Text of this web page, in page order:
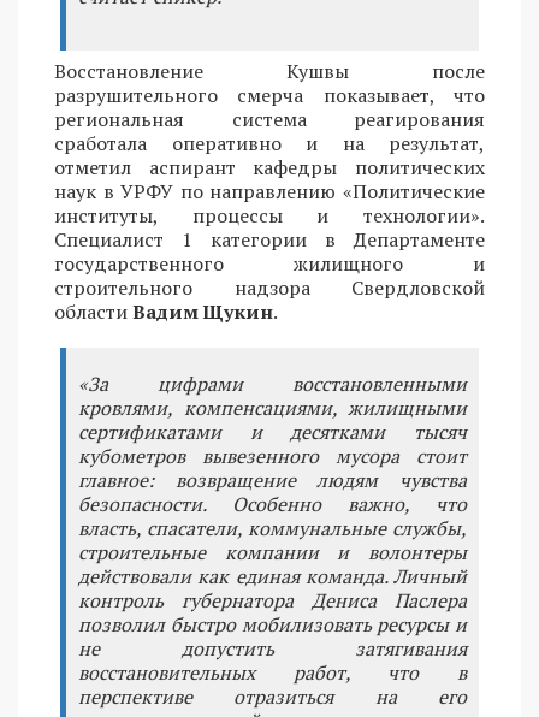
Восстановление Кушвы после
разрушительного смерча показывает, что
региональная система реагирования
сработала оперативно и на результат,
отметил аспирант кафедры политических
наук в УРФУ по направлению «Политические
институты, процессы и технологии».
Специалист 1 категории в Департаменте
государственного жилищного и
строительного надзора Свердловской
областиВадим Щукин.
«За цифрами восстановленными
кровлями, компенсациями, жилищными
сертификатами и десятками тысяч
кубометров вывезенного мусора стоит
главное: возвращение людям чувства
безопасности. Особенно важно, что
власть, спасатели, коммунальные службы,
строительные компании и волонтеры
действовали как единая команда. Личный
контроль губернатора Дениса Паслера
позволил быстро мобилизовать ресурсы и
не допустить затягивания
восстановительных работ, что в
перспективе отразиться на его